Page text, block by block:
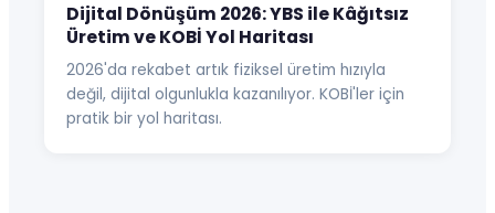
Dijital Dönüşüm 2026: YBS ile Kâğıtsız
Üretim ve KOBİ Yol Haritası
2026'da rekabet artık fiziksel üretim hızıyla
değil, dijital olgunlukla kazanılıyor. KOBİ'ler için
pratik bir yol haritası.